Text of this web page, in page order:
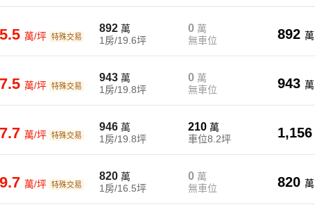
萬/坪 特殊交易
892 萬
1房/19.6坪
0 萬
無車位
892 萬
萬/坪 特殊交易
943 萬
1房/19.8坪
0 萬
無車位
943 萬
萬/坪 特殊交易
946 萬
1房/19.8坪
210萬
車位8.2坪
1,156
萬/坪 特殊交易
820 萬
1房/16.5坪
0 萬
無車位
820 萬